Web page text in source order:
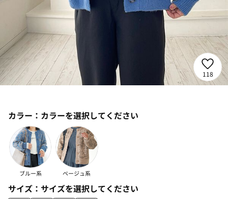
118
カラー： カラーを選択してください
ブルー系 ベージュ系
サイズ： サイズを選択してください